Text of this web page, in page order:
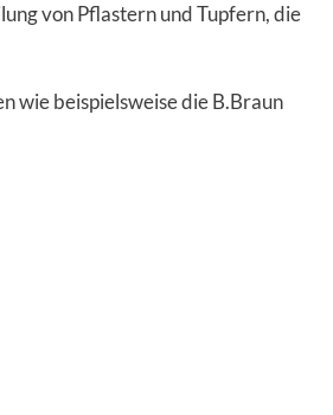
von Pflastern und Tupfern, die
wie beispielsweise die B.Braun